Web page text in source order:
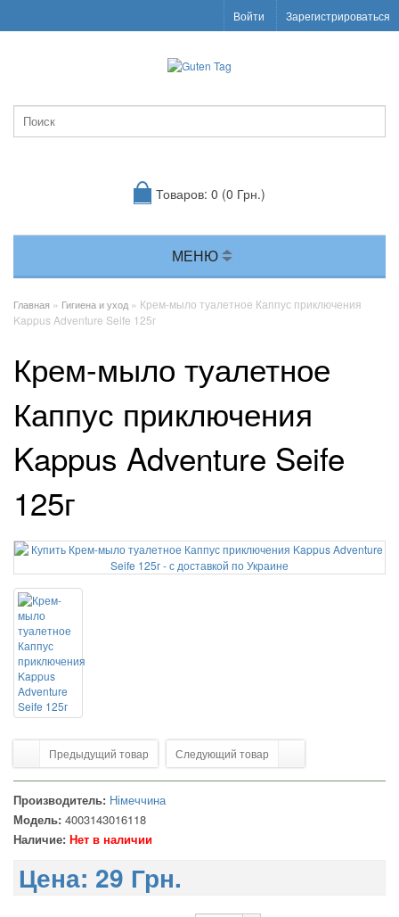
Войти Зарегистрироваться
Товаров: 0 (0 Грн.)
МЕНЮ
Главная » Гигиена и уход » Крем-мыло туалетное Каппус приключения
Kappus Adventure Seife 125г
Крем-мыло туалетное
Каппус приключения
Kappus Adventure Seife
125г
Предыдущий товар Следующий товар
Производитель: Німеччина
Модель: 4003143016118
Наличие: Нет в наличии
Цена: 29 Грн.